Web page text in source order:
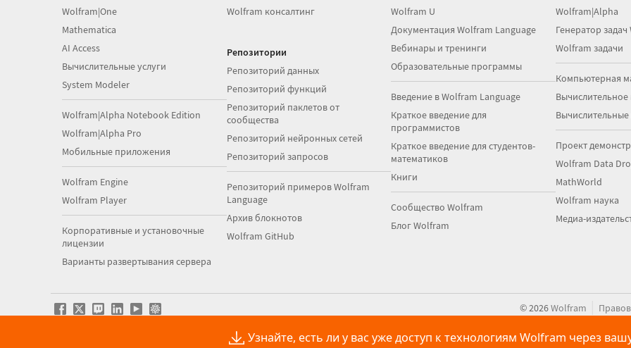
Wolfram|One
Mathematica
AI Access
Вычислительные услуги
System Modeler
Wolfram|Alpha Notebook Edition
Wolfram|Alpha Pro
Мобильные приложения
Wolfram Engine
Wolfram Player
Корпоративные и установочные
лицензии
Варианты развертывания сервера
Wolfram консалтинг
Репозитории
Репозиторий данных
Репозиторий функций
Репозиторий паклетов от
сообщества
Репозиторий нейронных сетей
Репозиторий запросов
Репозиторий примеров Wolfram
Language
Архив блокнотов
Wolfram GitHub
Wolfram U
Документация Wolfram Language
Вебинары и тренинги
Образовательные программы
Введение в Wolfram Language
Краткое введение для
программистов
Краткое введение для студентов-
математиков
Книги
Сообщество Wolfram
Блог Wolfram
Wolfram|Alpha
Генератор
Wolfram задачи
Компьютерная
Проект
Wolfram Data
MathWorld
Wolfram наука
Медиа-
©2026Wolfram
Узнайте, есть ли у вас уже доступ к технологиям Wolfram через